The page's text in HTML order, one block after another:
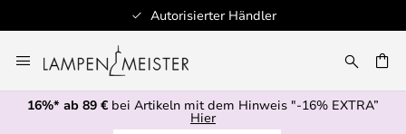
Autorisierter Händler
Inhalt
springen
16%* ab 89 € bei Artikeln mit dem Hinweis "-16% EXTRA”
Hier